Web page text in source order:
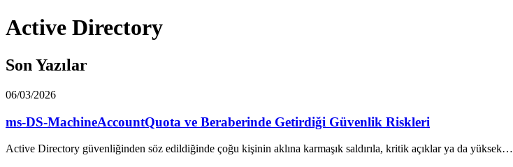
Active Directory
Son Yazılar
06/03/2026
ms-DS-MachineAccountQuota ve Beraberinde Getirdiği Güvenlik Riskleri
Active Directory güvenliğinden söz edildiğinde çoğu kişinin aklına karmaşık saldırıla, kritik açıklar ya da yüksek…